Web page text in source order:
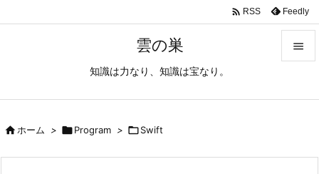
雲の巣
知識は力なり、知識は宝なり。

 RSS Feedly
ホーム > Program > Swift